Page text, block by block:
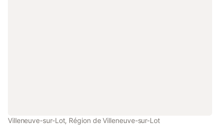
Villeneuve-sur-Lot, Région de Villeneuve-sur-Lot